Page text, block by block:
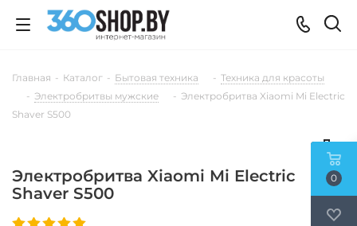
Главная - Каталог - Бытовая техника - Техника для красоты
- Электробритвы мужские - Электробритва Xiaomi Mi Electric
Shaver S500
Электробритва Xiaomi Mi Electric
Shaver S500
0